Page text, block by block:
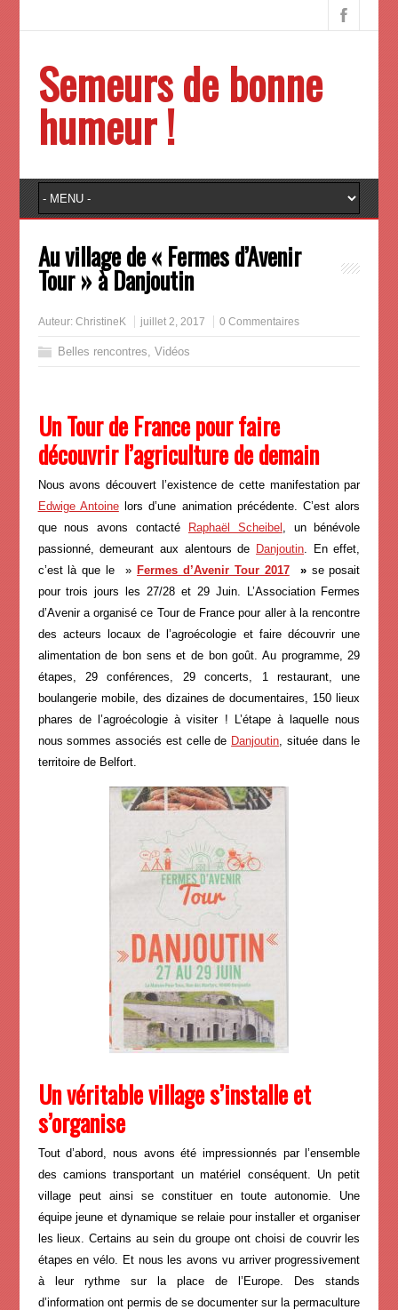
Semeurs de bonne
humeur !
Au village de « Fermes d’Avenir
Tour » à Danjoutin
Auteur: ChristineK juillet 2, 2017 0 Commentaires
Belles rencontres, Vidéos
Un Tour de France pour faire
découvrir l’agriculture de demain
Nous avons découvert l’existence de cette manifestation par
Edwige Antoinelors d’une animation précédente. C’est alors
que nous avons contacté
Raphaël Scheibel , un bénévole
passionné, demeurant aux alentours de Danjoutin. En effet,
c’est là que le » Fermes d’Avenir Tour 2017» se posait
pour trois jours les 27/28 et 29 Juin. L’Association Fermes
d’Avenir a organisé ce Tour de France pour aller à la rencontre
des acteurs locaux de l’agroécologie et faire découvrir une
alimentation de bon sens et de bon goût. Au programme, 29
étapes, 29 conférences, 29 concerts, 1 restaurant, une
boulangerie mobile, des dizaines de documentaires, 150 lieux
phares de l’agroécologie à visiter ! L’étape à laquelle nous
nous sommes associés est celle de Danjoutin, située dans le
territoire de Belfort.
Un véritable village s’installe et
s’organise
Tout d’abord, nous avons été impressionnés par l’ensemble
des camions transportant un matériel conséquent. Un petit
village peut ainsi se constituer en toute autonomie. Une
équipe jeune et dynamique se relaie pour installer et organiser
les lieux. Certains au sein du groupe ont choisi de couvrir les
étapes en vélo. Et nous les avons vu arriver progressivement
à leur rythme sur la place de l’Europe. Des stands
d’information ont permis de se documenter sur la permaculture